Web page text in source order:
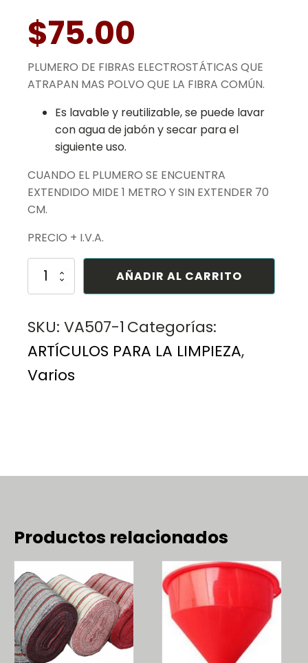
$75.00
PLUMERO DE FIBRAS ELECTROSTÁTICAS QUE
ATRAPAN MAS POLVO QUE LA FIBRA COMÚN.
Es lavable y reutilizable, se puede lavar
con agua de jabón y secar para el
siguiente uso.
CUANDO EL PLUMERO SE ENCUENTRA
EXTENDIDO MIDE 1 METRO Y SIN EXTENDER 70
CM.
PRECIO + I.V.A.
PLUMERO
SINTÉTICO
C/EXTENSIÓN
AÑADIR AL CARRITO
SKU: VA507-1 Categorías:
ARTÍCULOS PARA LA LIMPIEZA,
Varios
Productos relacionados
Este
producto
tiene
múltiples
variantes.